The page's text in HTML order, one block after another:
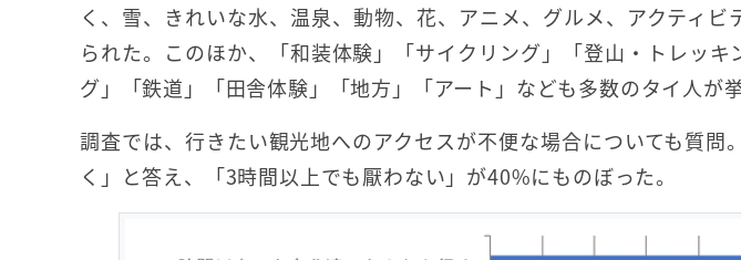
く、雪、きれいな水、温泉、動物、花、アニメ、グルメ、アクティ
られた。このほか、「和装体験」「サイクリング」「登山・トレッ
グ」「鉄道」「田舎体験」「地方」「アート」なども多数のタイ人が挙
調査では、行きたい観光地へのアクセスが不便な場合についても質
く」と答え、「3時間以上でも厭わない」が40%にものぼった。